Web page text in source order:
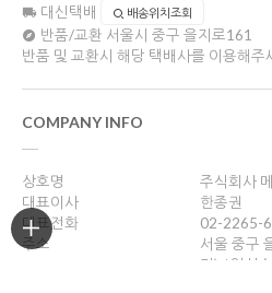
대신택배 배송위치조회
반품/교환 서울시 중구 을지로161
반품 및 교환시 해당 택배사를 이용해주
COMPANY INFO
상호명
주식회사
대표이사
한종권
대표전화
02-2265-
주소
서울 중구
가) / 일산